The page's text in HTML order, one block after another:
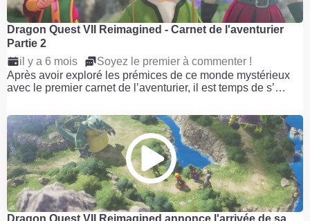
Dragon Quest VII Reimagined - Carnet de l'aventurier
Partie 2
il y a 6 mois
Soyez le premier à commenter !
Après avoir exploré les prémices de ce monde mystérieux
avec le premier carnet de l’aventurier, il est temps de s’…